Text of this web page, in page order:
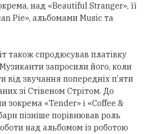
над «Beautiful Stranger», її
Pie», альбомами Music та
також спродюсував платівку
запросили його, коли
від звучання попередніх п’яти
зі Стівеном Стрітом. До
зокрема «Tender» і «Coffee &
пізніше порівнював роль
над альбомом із роботою